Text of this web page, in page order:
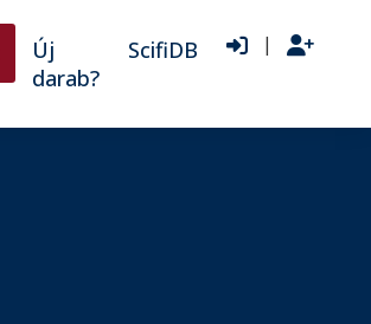
Új
darab?
ScifiDB |